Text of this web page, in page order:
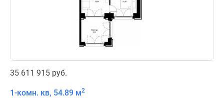
35 611 915 руб.
1-комн. кв, 54.89 м2